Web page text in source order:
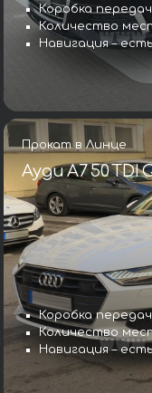
Коробка
Количество
Навигация – есть
Прокат в Линце
Ауди A7 50 TDI
Коробка
Количество
Навигация – есть